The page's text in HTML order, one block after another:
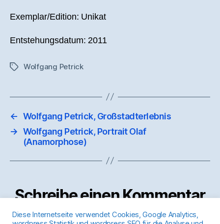
Exemplar/Edition: Unikat
Entstehungsdatum: 2011
Schlagwörter
Wolfgang Petrick
← Wolfgang Petrick, Großstadterlebnis
→ Wolfgang Petrick, Portrait Olaf
(Anamorphose)
Schreibe einen Kommentar
Diese Internetseite verwendet Cookies, Google Analytics,